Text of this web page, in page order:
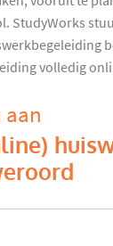
StudyWorks
volledig
aan